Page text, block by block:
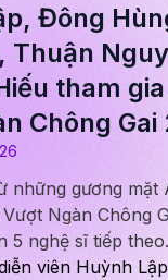
Đông
Thuận
tham
Chông Gai
những gương mặt
Ngàn Chông
5 nghệ sĩ tiếp theo.
viên Huỳnh